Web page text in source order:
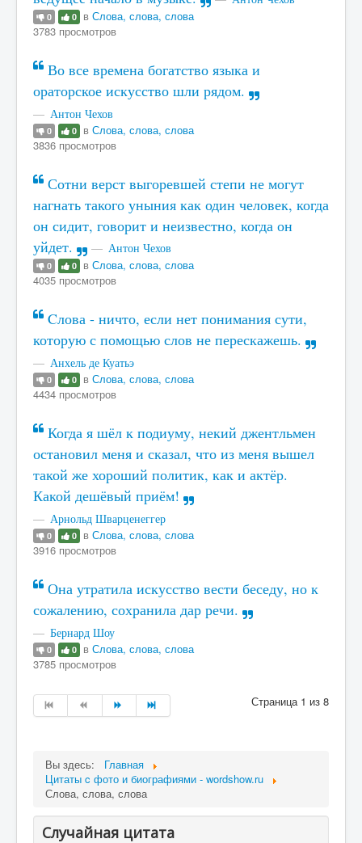
0 0 в Слова, слова, слова
3783 просмотров
Во все времена богатство языка и
ораторское искусство шли рядом.
Антон Чехов
0 0 в Слова, слова, слова
3836 просмотров
Сотни верст выгоревшей степи не могут
нагнать такого уныния как один человек, когда
он сидит, говорит и неизвестно, когда он
уйдет.
Антон Чехов
0 0 в Слова, слова, слова
4035 просмотров
Cлова - ничто, если нет понимания сути,
которую с помощью слов не перескажешь.
Анхель де Куатьэ
0 0 в Слова, слова, слова
4434 просмотров
Когда я шёл к подиуму, некий джентльмен
остановил меня и сказал, что из меня вышел
такой же хороший политик, как и актёр.
Какой дешёвый приём!
Арнольд Шварценеггер
0 0 в Слова, слова, слова
3916 просмотров
Она утратила искусство вести беседу, но к
сожалению, сохранила дар речи.
Бернард Шоу
0 0 в Слова, слова, слова
3785 просмотров
Страница 1 из 8
Вы здесь:
Главная
Цитаты c фото и биографиями - wordshow.ru
Слова, слова, слова
Случайная цитата